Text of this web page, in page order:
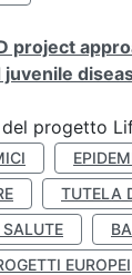
project
progetto
TUTELA
EUROPEI